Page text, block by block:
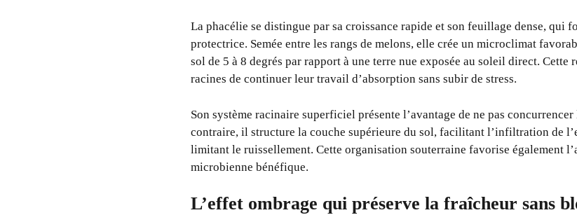
La phacélie se distingue par sa croissance rapide et son feuillage dense, qui
protectrice. Semée entre les rangs de melons, elle crée un microclimat
sol de 5 à 8 degrés par rapport à une terre nue exposée au soleil direct.
racines de continuer leur travail d’absorption sans subir de stress.
Son système racinaire superficiel présente l’avantage de ne pas
contraire, il structure la couche supérieure du sol, facilitant l’infiltration de
limitant le ruissellement. Cette organisation souterraine favorise également
microbienne bénéfique.
L’effet ombrage qui préserve la fraîcheur sans